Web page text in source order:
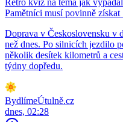
Pamětníci musí povinně získat
Doprava v Československu v
než dnes. Po silnicích jezdilo
několik desítek kilometrů a
týdny dopředu.
BydlímeÚtulně.cz
dnes, 02:28